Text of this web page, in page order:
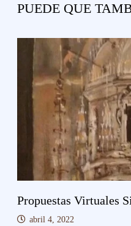
PUEDE QUE
Propuestas Virtuales
abril 4, 2022